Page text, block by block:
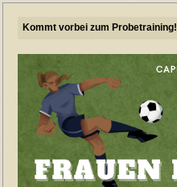
Kommt vorbei zum Probetraining!